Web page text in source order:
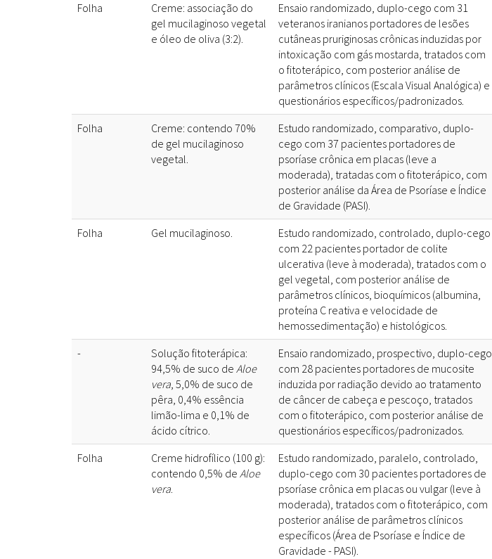
Folha
Creme: associação do
gel mucilaginoso vegetal
e óleo de oliva (3:2).
Ensaio randomizado, duplo-cego com 31
veteranos iranianos portadores de lesões
cutâneas pruriginosas crônicas induzidas por
intoxicação com gás mostarda, tratados com
o fitoterápico, com posterior análise de
parâmetros clínicos (Escala Visual Analógica) e
questionários específicos/padronizados.
Folha
Creme: contendo 70%
de gel mucilaginoso
vegetal.
Estudo randomizado, comparativo, duplo-
cego com 37 pacientes portadores de
psoríase crônica em placas (leve a
moderada), tratadas com o fitoterápico, com
posterior análise da Área de Psoríase e Índice
de Gravidade (PASI).
Folha Gel mucilaginoso.
Estudo randomizado, controlado, duplo-cego
com 22 pacientes portador de colite
ulcerativa (leve à moderada), tratados com o
gel vegetal, com posterior análise de
parâmetros clínicos, bioquímicos (albumina,
proteína C reativa e velocidade de
hemossedimentação) e histológicos.
-
Solução fitoterápica:
94,5% de suco de Aloe
vera, 5,0% de suco de
pêra, 0,4% essência
limão-lima e 0,1% de
ácido cítrico.
Ensaio randomizado, prospectivo, duplo-cego
com 28 pacientes portadores de mucosite
induzida por radiação devido ao tratamento
de câncer de cabeça e pescoço, tratados
com o fitoterápico, com posterior análise de
questionários específicos/padronizados.
Folha
Creme hidrofílico (100 g):
contendo 0,5% de Aloe
vera.
Estudo randomizado, paralelo, controlado,
duplo-cego com 30 pacientes portadores de
psoríase crônica em placas ou vulgar (leve à
moderada), tratados com o fitoterápico, com
posterior análise de parâmetros clínicos
específicos (Área de Psoríase e Índice de
Gravidade - PASI).